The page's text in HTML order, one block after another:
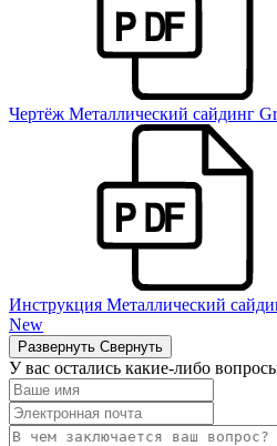
Чертёж Металлический сайдинг
Инструкция Металлический
New
Развернуть Свернуть
У вас остались какие-либо